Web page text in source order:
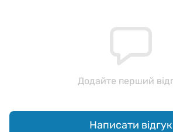
Додайте перший
Написати відгук